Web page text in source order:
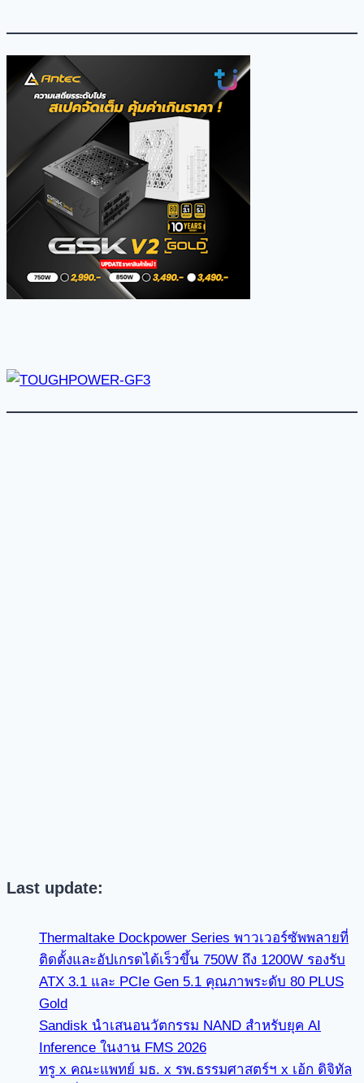
Last update:
Thermaltake Dockpower Series พาวเวอร์ซัพพลายที่
ติดตั้งและอัปเกรดได้เร็วขึ้น 750W ถึง 1200W รองรับ
ATX 3.1 และ PCIe Gen 5.1 คุณภาพระดับ 80 PLUS
Gold
Sandisk นำเสนอนวัตกรรม NAND สำหรับยุค AI
Inference ในงาน FMS 2026
ทรู x คณะแพทย์ มธ. x รพ.ธรรมศาสตร์ฯ x เอ้ก ดิจิทัล